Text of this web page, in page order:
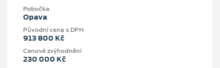
Pobočka
Opava
Původní cena s DPH
913 800 Kč
Cenové zvýhodnění
230 000 Kč